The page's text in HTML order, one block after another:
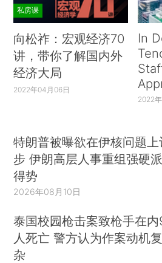
私房课
向松祚：宏观经济70
讲，带你了解国内外
经济大局
2022年04月06日
In
2022
特朗普被曝欲在伊核问题上
步 伊朗高层人事重组强硬派
得势
2026年08月10日
泰国校园枪击案致枪手在内
人死亡 警方认为作案动机复
杂